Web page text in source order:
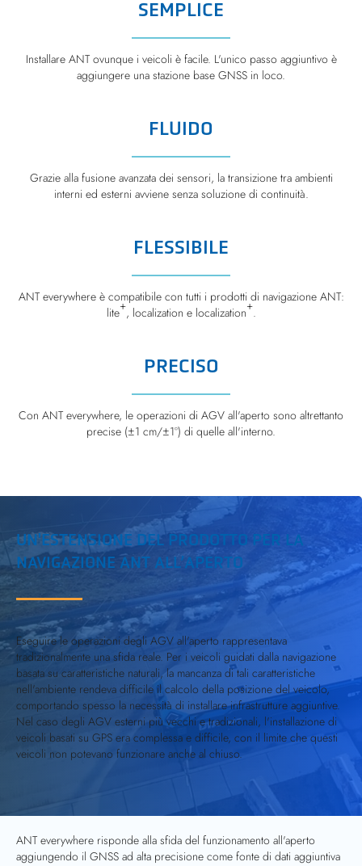
SEMPLICE
Installare ANT ovunque i veicoli è facile. L'unico passo aggiuntivo è
aggiungere una stazione base GNSS in loco.
FLUIDO
Grazie alla fusione avanzata dei sensori, la transizione tra ambienti
interni ed esterni avviene senza soluzione di continuità.
FLESSIBILE
ANT everywhere è compatibile con tutti i prodotti di navigazione ANT:
lite+, localization e localization+.
PRECISO
Con ANT everywhere, le operazioni di AGV all'aperto sono altrettanto
precise (±1 cm/±1°) di quelle all'interno.
UN'ESTENSIONE DEL PRODOTTO PER LA
NAVIGAZIONE ANT ALL’APERTO
Eseguire le operazioni degli AGV all'aperto rappresentava
tradizionalmente una sfida reale. Per i veicoli guidati dalla navigazione
basata su caratteristiche naturali, la mancanza di tali caratteristiche
nell'ambiente rendeva difficile il calcolo della posizione del veicolo,
comportando spesso la necessità di installare infrastrutture aggiuntive.
Nel caso degli AGV esterni più vecchi e tradizionali, l'installazione di
veicoli basati su GPS era complessa e difficile, con il limite che questi
veicoli non potevano funzionare anche al chiuso.
ANT everywhere risponde alla sfida del funzionamento all'aperto
aggiungendo il GNSS ad alta precisione come fonte di dati aggiuntiva